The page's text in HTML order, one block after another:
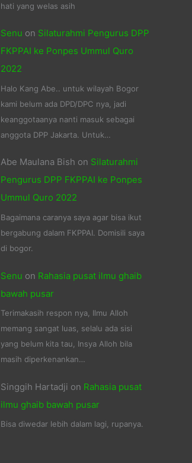
hati yang welas asih
Senu on Silaturahmi Pengurus DPP
FKPPAI ke Ponpes Ummul Quro
2022
Halo Kang Abe.. untuk wilayah Bogor
kami belum ada DPD/DPC nya, jadi
keanggotaanya nanti masuk sebagai
anggota DPP Jakarta. Untuk…
Abe Maulana Bish on Silaturahmi
Pengurus DPP FKPPAI ke Ponpes
Ummul Quro 2022
Bagaimana caranya saya agar bisa ikut
bergabung dalam FKPPAI. Domisili saya
di bogor.
Senu on Rahasia pusat ilmu ghaib
bawah pusar
Terimakasih respon nya, Ilmu Alloh
memang sangat luas, selalu ada sisi
yang belum kita tau, Insya Alloh bila
masih diperkenankan…
Singgih Hartadji on Rahasia pusat
ilmu ghaib bawah pusar
Bisa diwedar lebih dalam lagi, rupanya.